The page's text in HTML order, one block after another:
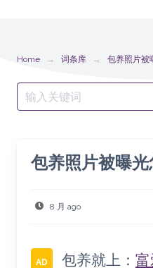
Home 词条库 包养照片被
Search
for:
包养照片被曝
8 月 ago
AD 包养就上：